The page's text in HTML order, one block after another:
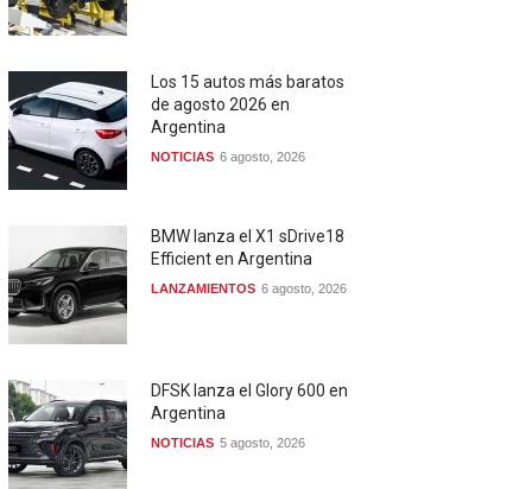
Los 15 autos más baratos
de agosto 2026 en
Argentina
NOTICIAS 6 agosto, 2026
BMW lanza el X1 sDrive18
Efficient en Argentina
LANZAMIENTOS 6 agosto, 2026
DFSK lanza el Glory 600 en
Argentina
NOTICIAS 5 agosto, 2026